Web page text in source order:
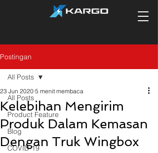
Postingan
All Posts
Product Feature
Blog
COVID-19
All Posts
Kelebihan Mengirim
Produk Dalam Kemasan
Dengan Truk Wingbox
23 Jun 2020 5 menit membaca